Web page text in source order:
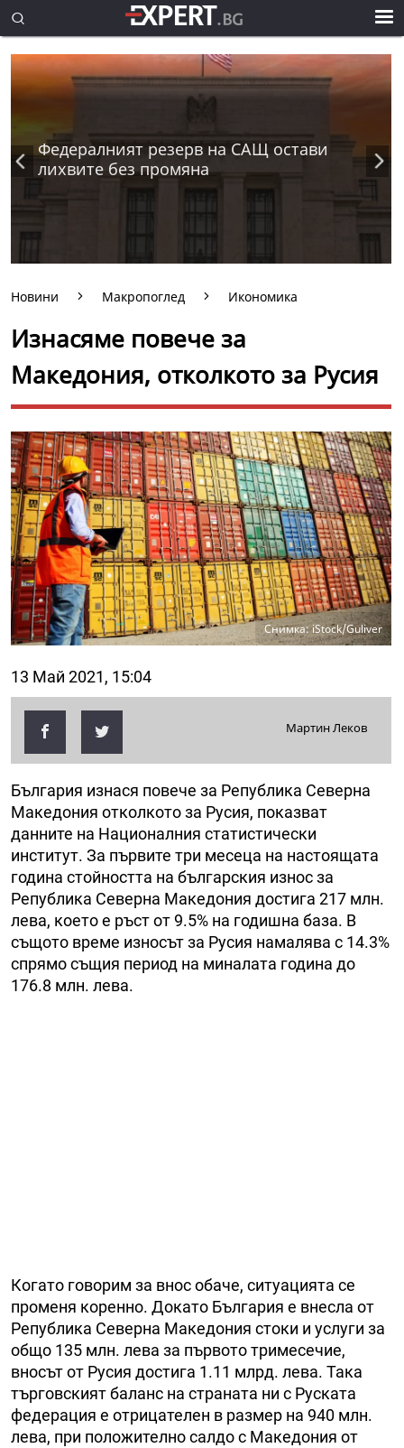
Федералният резерв на САЩ остави
лихвите без промяна
Новини Макропоглед Икономика
Изнасяме повече за
Македония, отколкото за Русия
Снимка: iStock/Guliver
13 Май 2021, 15:04
Мартин Леков
България изнася повече за Република Северна
Македония отколкото за Русия, показват
данните на Националния статистически
институт. За първите три месеца на настоящата
година стойността на българския износ за
Република Северна Македония достига 217 млн.
лева, което е ръст от 9.5% на годишна база. В
същото време износът за Русия намалява с 14.3%
спрямо същия период на миналата година до
176.8 млн. лева.
Когато говорим за внос обаче, ситуацията се
променя коренно. Докато България е внесла от
Република Северна Македония стоки и услуги за
общо 135 млн. лева за първото тримесечие,
вносът от Русия достига 1.11 млрд. лева. Така
търговският баланс на страната ни с Руската
федерация е отрицателен в размер на 940 млн.
лева, при положително салдо с Македония от